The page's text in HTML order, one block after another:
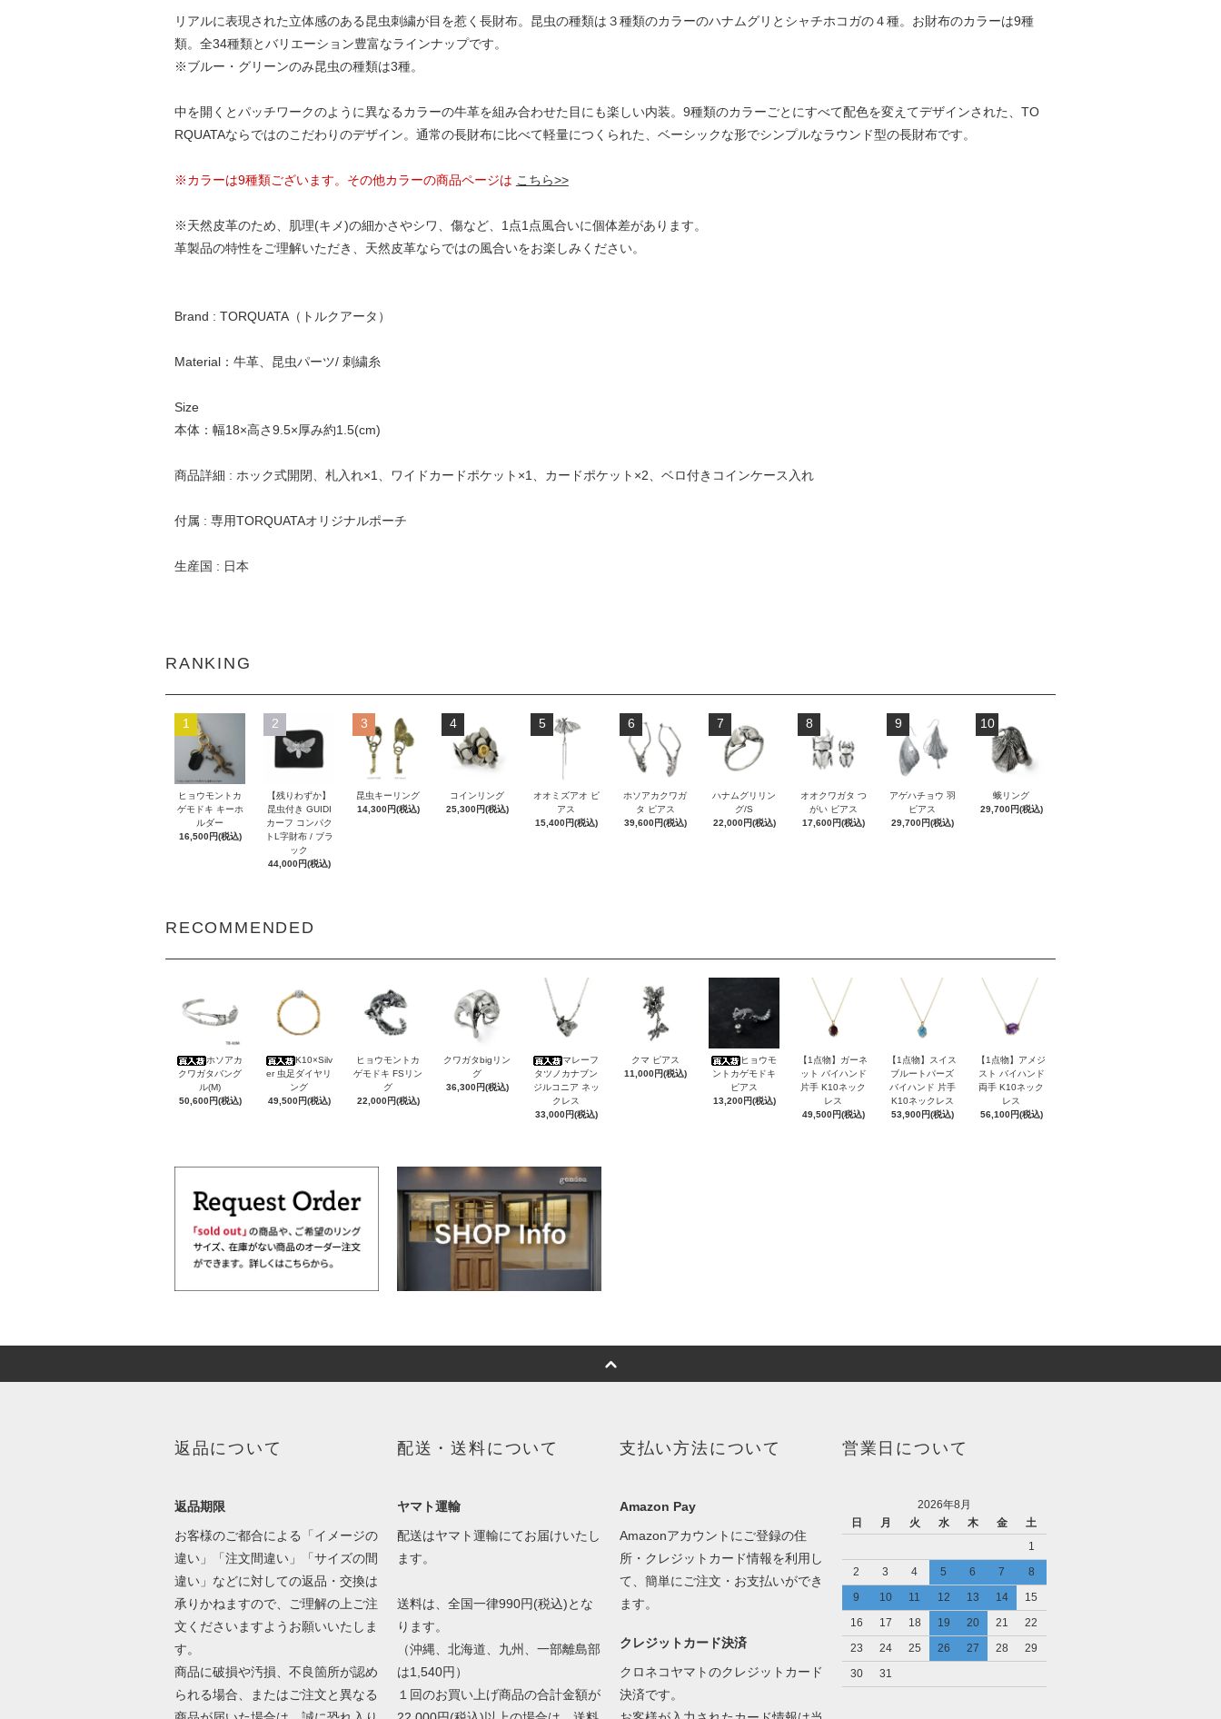
リアルに表現された立体感のある昆虫刺繍が目を惹く長財布。昆虫の種類は３種類のカラーのハナムグリとシャチホコガの４種。お財布のカラーは9種
類。全34種類とバリエーション豊富なラインナップです。
※ブルー・グリーンのみ昆虫の種類は3種。
中を開くとパッチワークのように異なるカラーの牛革を組み合わせた目にも楽しい内装。9種類のカラーごとにすべて配色を変えてデザインされた、TO
RQUATAならではのこだわりのデザイン。通常の長財布に比べて軽量につくられた、ベーシックな形でシンプルなラウンド型の長財布です。
※カラーは9種類ございます。その他カラーの商品ページは こちら>>
※天然皮革のため、肌理(キメ)の細かさやシワ、傷など、1点1点風合いに個体差があります。
革製品の特性をご理解いただき、天然皮革ならではの風合いをお楽しみください。
Brand : TORQUATA（トルクアータ）
Material：牛革、昆虫パーツ/ 刺繍糸
Size
本体：幅18×高さ9.5×厚み約1.5(cm)
商品詳細 : ホック式開閉、札入れ×1、ワイドカードポケット×1、カードポケット×2、ベロ付きコインケース入れ
付属 : 専用TORQUATAオリジナルポーチ
生産国 : 日本
RANKING
1
ヒョウモントカ
ゲモドキ キーホ
ルダー
16,500円(税込)
2
【残りわずか】
昆虫付き GUIDI
カーフ コンパク
トL字財布 / ブラ
ック
44,000円(税込)
3
昆虫キーリング
14,300円(税込)
4
コインリング
25,300円(税込)
5
オオミズアオ ピ
アス
15,400円(税込)
6
ホソアカクワガ
タ ピアス
39,600円(税込)
7
ハナムグリリン
グ/S
22,000円(税込)
8
オオクワガタ つ
がい ピアス
17,600円(税込)
9
アゲハチョウ 羽
ピアス
29,700円(税込)
10
蛾リング
29,700円(税込)
RECOMMENDED
ホソアカ
クワガタバング
ル(M)
50,600円(税込)
K10×Silv
er 虫足ダイヤリ
ング
49,500円(税込)
ヒョウモントカ
ゲモドキ FSリン
グ
22,000円(税込)
クワガタbigリン
グ
36,300円(税込)
マレーフ
タツノカナブン
ジルコニア ネッ
クレス
33,000円(税込)
クマ ピアス
11,000円(税込)
ヒョウモ
ントカゲモドキ
ピアス
13,200円(税込)
【1点物】ガーネ
ット バイハンド
片手 K10ネック
レス
49,500円(税込)
【1点物】スイス
ブルートパーズ
バイハンド 片手
K10ネックレス
53,900円(税込)
【1点物】アメジ
スト バイハンド
両手 K10ネック
レス
56,100円(税込)
返品について
返品期限
お客様のご都合による「イメージの
違い」「注文間違い」「サイズの間
違い」などに対しての返品・交換は
承りかねますので、ご理解の上ご注
文くださいますようお願いいたしま
す。
商品に破損や汚損、不良箇所が認め
られる場合、またはご注文と異なる
配送・送料について
ヤマト運輸
配送はヤマト運輸にてお届けいたし
ます。
送料は、全国一律990円(税込)とな
ります。
（沖縄、北海道、九州、一部離島部
は1,540円）
１回のお買い上げ商品の合計金額が
支払い方法について
Amazon Pay
Amazonアカウントにご登録の住
所・クレジットカード情報を利用し
て、簡単にご注文・お支払いができ
ます。
クレジットカード決済
クロネコヤマトのクレジットカード
決済です。
営業日について
2026年8月
日
月 火 水 木 金
土
1
2
3 4 5 6 7
8
9
10 11 12 13 14
15
16
17 18 19 20 21
22
23
24 25 26 27 28
29
30
31